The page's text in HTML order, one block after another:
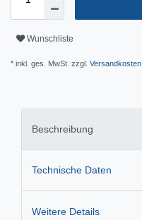
Wunschliste
* inkl. ges. MwSt. zzgl. Versandkosten
Beschreibung
Technische Daten
Weitere Details